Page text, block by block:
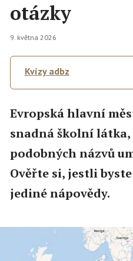
otázky
9. května 2026
Kvízy adbz
Evropská hlavní
snadná školní látka,
podobných názvů
Ověřte si, jestli
jediné nápovědy.